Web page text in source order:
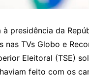
à presidência da
nas TVs Globo e
Eleitoral (TSE)
feito com os